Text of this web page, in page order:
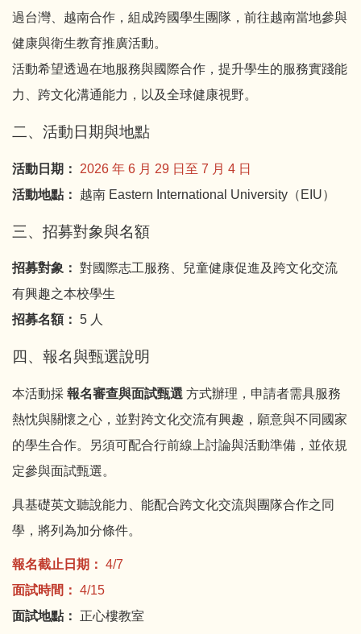
過台灣、越南合作，組成跨國學生團隊，前往越南當地參與
健康與衛生教育推廣活動。
活動希望透過在地服務與國際合作，提升學生的服務實踐能
力、跨文化溝通能力，以及全球健康視野。
二、活動日期與地點
活動日期：
2026 年 6 月 29 日至 7 月 4 日
活動地點：
越南 Eastern International University（EIU）
三、招募對象與名額
招募對象： 對國際志工服務、兒童健康促進及跨文化交流
有興趣之本校學生
招募名額： 5 人
四、報名與甄選說明
本活動採 報名審查與面試甄選 方式辦理，申請者需具服務
熱忱與關懷之心，並對跨文化交流有興趣，願意與不同國家
的學生合作。另須可配合行前線上討論與活動準備，並依規
定參與面試甄選。
具基礎英文聽說能力、能配合跨文化交流與團隊合作之同
學，將列為加分條件。
報名截止日期： 4/7
面試時間： 4/15
面試地點：
正心樓教室